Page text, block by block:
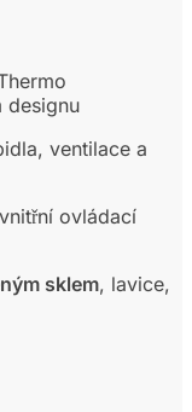
designu
ventilace a
ovládací
sklem, lavice,